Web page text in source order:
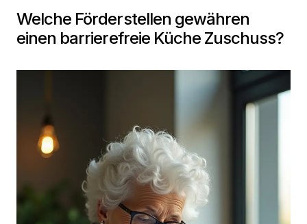
Welche Förderstellen gewähren
einen barrierefreie Küche Zuschuss?